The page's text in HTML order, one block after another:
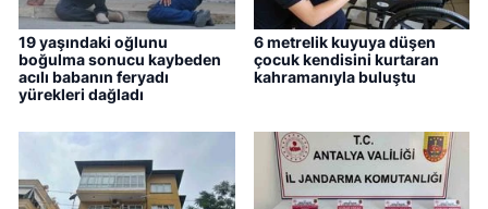
19 yaşındaki oğlunu
boğulma sonucu kaybeden
acılı babanın feryadı
yürekleri dağladı
6 metrelik kuyuya düşen
çocuk kendisini kurtaran
kahramanıyla buluştu